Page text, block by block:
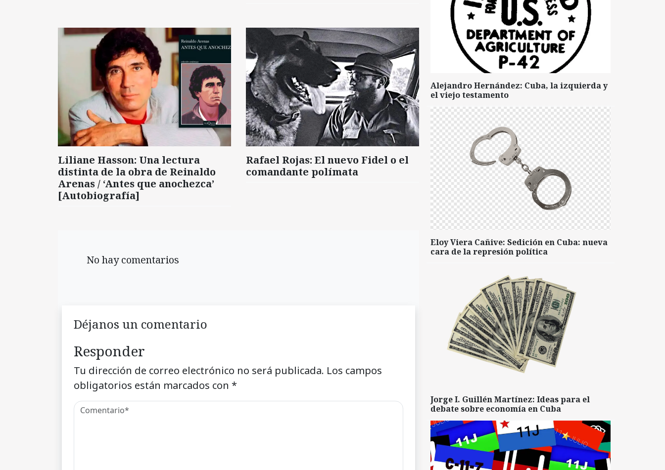
Liliane Hasson: Una lectura
distinta de la obra de Reinaldo
Arenas / ‘Antes que anochezca’
[Autobiografía]
Rafael Rojas: El nuevo Fidel o el
comandante polímata
No hay comentarios
Déjanos un comentario
Responder
Tu dirección de correo electrónico no será publicada. Los campos
obligatorios están marcados con *
Alejandro Hernández: Cuba, la izquierda y
el viejo testamento
Eloy Viera Cañive: Sedición en Cuba: nueva
cara de la represión política
Jorge I. Guillén Martínez: Ideas para el
debate sobre economía en Cuba